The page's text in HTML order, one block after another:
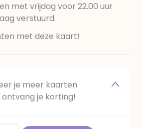
met vrijdag voor 22.00 uur
verstuurd.
met deze kaart!
je meer kaarten
je korting!